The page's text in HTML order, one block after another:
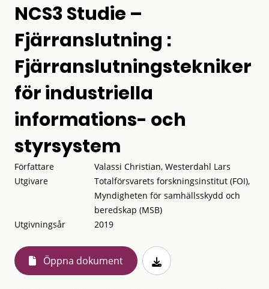
NCS3 Studie –
Fjärranslutning :
Fjärranslutningstekniker
för industriella
informations- och
styrsystem
Författare
Valassi Christian, Westerdahl Lars
Utgivare
Totalförsvarets forskningsinstitut (FOI),
Myndigheten för samhällsskydd och
beredskap (MSB)
Utgivningsår
2019
Öppna dokument